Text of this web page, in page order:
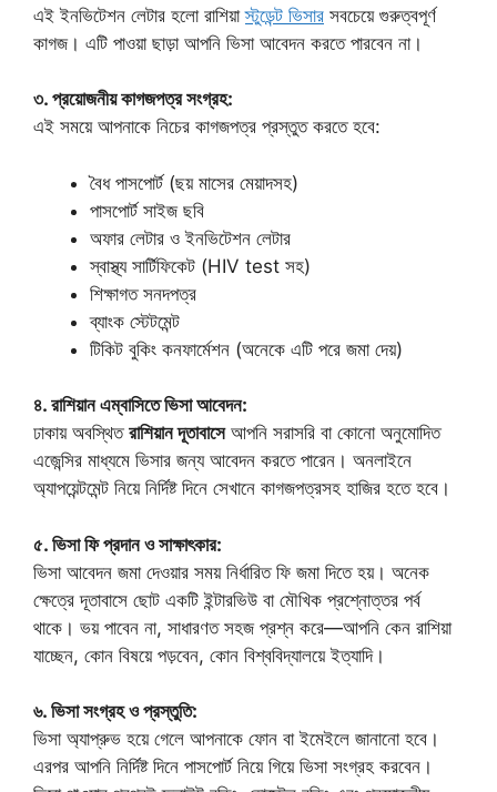
এই ইনভিটেশন লেটার হলো রাশিয়াস্টুডেন্ট ভিসার সবচেয়ে গুরুত্বপূর্ণ
কাগজ। এটি পাওয়া ছাড়া আপনি ভিসা আবেদন করতে পারবেন না।
৩. প্রয়োজনীয় কাগজপত্র সংগ্রহ:
এই সময়ে আপনাকে নিচের কাগজপত্র প্রস্তুত করতে হবে:
বৈধ পাসপোর্ট (ছয় মাসের মেয়াদসহ)
পাসপোর্ট সাইজ ছবি
অফার লেটার ও ইনভিটেশন লেটার
স্বাস্থ্য সার্টিফিকেট (HIV test সহ)
শিক্ষাগত সনদপত্র
ব্যাংক স্টেটমেন্ট
টিকিট বুকিং কনফার্মেশন (অনেকে এটি পরে জমা দেয়)
৪. রাশিয়ান এম্বাসিতে ভিসা আবেদন:
ঢাকায় অবস্থিত রাশিয়ান দূতাবাসেআপনি সরাসরি বা কোনো অনুমোদিত
এজেন্সির মাধ্যমে ভিসার জন্য আবেদন করতে পারেন। অনলাইনে
অ্যাপয়েন্টমেন্ট নিয়ে নির্দিষ্ট দিনে সেখানে কাগজপত্রসহ হাজির হতে হবে।
৫. ভিসা ফি প্রদান ও সাক্ষাৎকার:
ভিসা আবেদন জমা দেওয়ার সময় নির্ধারিত ফি জমা দিতে হয়। অনেক
ক্ষেত্রে দূতাবাসে ছোট একটি ইন্টারভিউ বা মৌখিক প্রশ্নোত্তর পর্ব
থাকে। ভয় পাবেন না, সাধারণত সহজ প্রশ্ন করে—আপনি কেন রাশিয়া
যাচ্ছেন, কোন বিষয়ে পড়বেন, কোন বিশ্ববিদ্যালয়ে ইত্যাদি।
৬. ভিসা সংগ্রহ ও প্রস্তুতি:
ভিসা অ্যাপ্রুভ হয়ে গেলে আপনাকে ফোন বা ইমেইলে জানানো হবে।
এরপর আপনি নির্দিষ্ট দিনে পাসপোর্ট নিয়ে গিয়ে ভিসা সংগ্রহ করবেন।